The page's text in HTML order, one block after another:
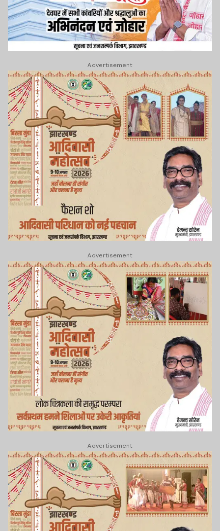
Advertisement
Advertisement
Advertisement